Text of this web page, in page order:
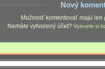
Nový
Možnosť komentovať majú len
Nemáte vytvorený účet? Vytvorte si